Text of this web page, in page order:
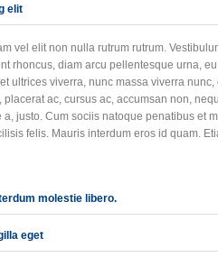
elit
vel elit non nulla rutrum rutrum.
rhoncus, diam arcu pellentesque urna,
ultrices viverra, nunc massa viverra nunc,
ac, cursus ac, accumsan non,
justo. Cum sociis natoque penatibus et
felis. Mauris interdum eros id quam.
molestie libero.
eget